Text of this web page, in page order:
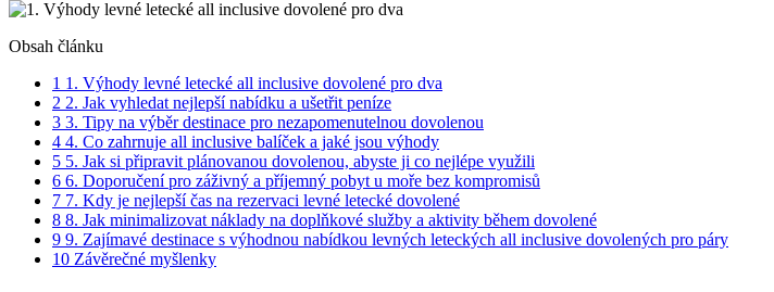
Obsah článku
1 1. Výhody‍ levné letecké all inclusive dovolené pro dva
2 2. Jak vyhledat nejlepší nabídku a ušetřit⁤ peníze
3 3. Tipy na výběr destinace pro nezapomenutelnou ‍dovolenou
4 4. ‌Co zahrnuje all⁤ inclusive balíček ‌a‍ jaké jsou výhody
5 5. Jak si ⁤připravit plánovanou⁤ dovolenou, ⁢abyste ji⁢ co nejlépe využili
6 6. Doporučení pro záživný a příjemný pobyt u moře bez kompromisů
7 7. Kdy je nejlepší ⁤čas na rezervaci ‍levné letecké dovolené
8 8. Jak minimalizovat ‌náklady ⁤na doplňkové služby a aktivity během dovolené
9 9. Zajímavé destinace s výhodnou nabídkou levných leteckých all inclusive dovolených pro páry
10 Závěrečné ⁤myšlenky